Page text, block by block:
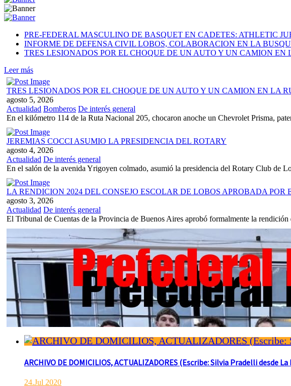
PRE-FEDERAL MASCULINO DE BASQUET EN CADETES: ATHLETIC
INFORME DE DEFENSA CIVIL LOBOS, COLABORACION EN LA
TRES LESIONADOS POR EL CHOQUE DE UN AUTO Y UN CAMION EN
Leer más
TRES LESIONADOS POR EL CHOQUE DE UN AUTO Y UN CAMION EN LA
agosto 5, 2026
Actualidad Bomberos De interés general
En el kilómetro 114 de la Ruta Nacional 205, chocaron anoche un Chevrolet Prisma,
JEREMIAS COCCI ASUMIO LA PRESIDENCIA DEL ROTARY
agosto 4, 2026
Actualidad De interés general
En el salón de la avenida Yrigoyen colmado, asumió la presidencia del Rotary Club de
LA RENDICION 2024 DEL CONSEJO ESCOLAR DE LOBOS APROBADA
agosto 3, 2026
Actualidad De interés general
El Tribunal de Cuentas de la Provincia de Buenos Aires aprobó formalmente la rendición
ARCHIVO DE DOMICILIOS, ACTUALIZADORES (Escribe: Silvia Pradelli desde
24.Jul 2020